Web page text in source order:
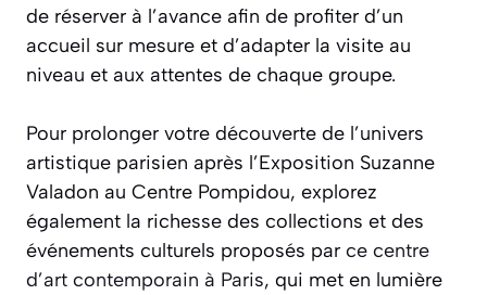
de réserver à l’avance afin de profiter d’un
accueil sur mesure et d’adapter la visite au
niveau et aux attentes de chaque groupe.
Pour prolonger votre découverte de l’univers
artistique parisien après l’Exposition Suzanne
Valadon au Centre Pompidou, explorez
également la richesse des collections et des
événements culturels proposés par ce centre
d’art contemporain à Paris, qui met en lumière